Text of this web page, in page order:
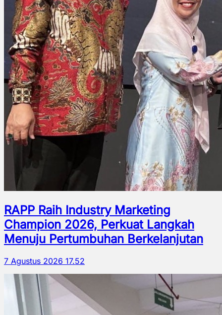
RAPP Raih Industry Marketing
Champion 2026, Perkuat Langkah
Menuju Pertumbuhan Berkelanjutan
7 Agustus 2026 17.52